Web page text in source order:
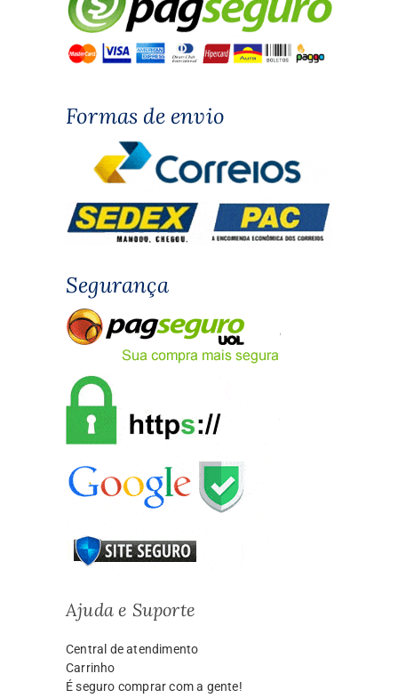
Formas de envio
Segurança
Ajuda e Suporte
Central de atendimento
Carrinho
É seguro comprar com a gente!